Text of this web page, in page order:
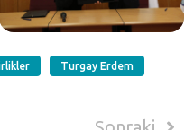
Turgay Erdem